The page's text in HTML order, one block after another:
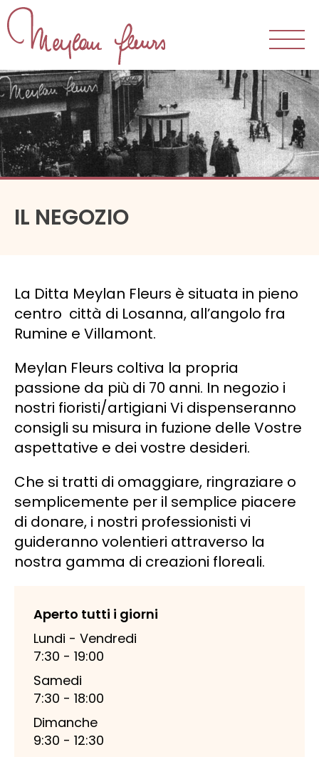
Il negozio
Il laboratorio
La nostra equipe
I nostri clienti
Bouquets e composizioni
Lutti
Feste
Decorazioni d’ambiente
IL NEGOZIO
La Ditta Meylan Fleurs è situata in pieno
centro città di Losanna, all’angolo fra
Rumine e Villamont.
Meylan Fleurs coltiva la propria
passione da più di 70 anni. In negozio i
nostri fioristi/artigiani Vi dispenseranno
consigli su misura in fuzione delle Vostre
aspettative e dei vostre desideri.
Che si tratti di omaggiare, ringraziare o
semplicemente per il semplice piacere
di donare, i nostri professionisti vi
guideranno volentieri attraverso la
nostra gamma di creazioni floreali.
Aperto tutti i giorni
Lundi - Vendredi
7:30 - 19:00
Samedi
7:30 - 18:00
Dimanche
9:30 - 12:30